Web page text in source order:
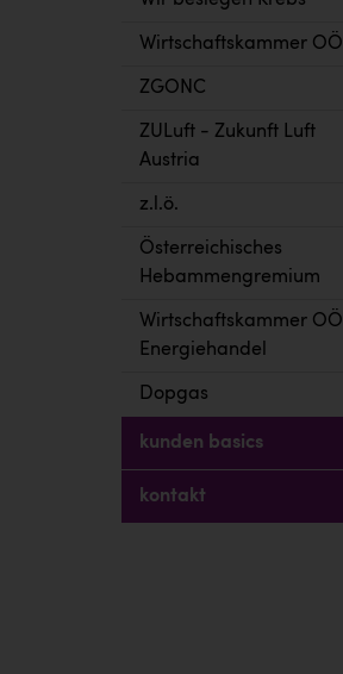
Wirtschaftskammer OÖ
ZGONC
ZULuft - Zukunft Luft
Austria
z.l.ö.
Österreichisches
Hebammengremium
Wirtschaftskammer OÖ
Energiehandel
Dopgas
kunden basics
kontakt